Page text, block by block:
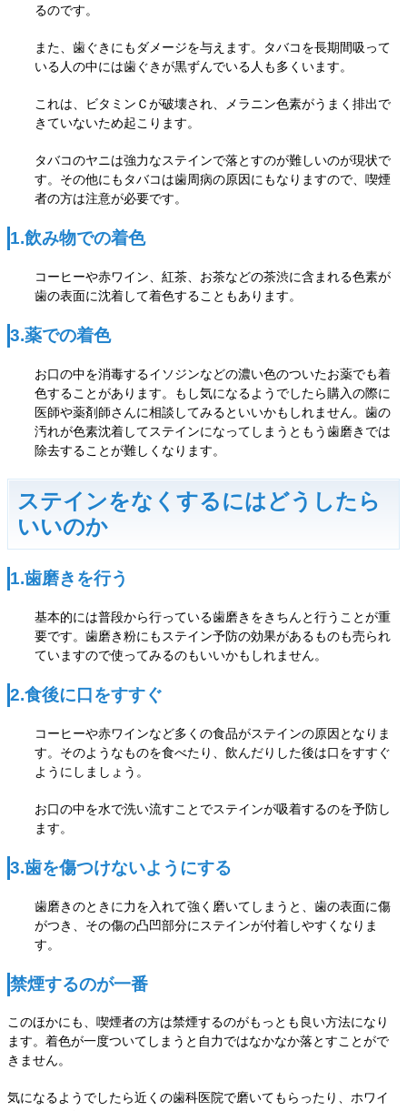
るのです。
また、歯ぐきにもダメージを与えます。
タバコを長期間吸って
いる人の中には歯ぐきが黒ずんでいる人も多くいます。
これは、ビタミンＣが破壊され、メラニン色素がうまく排出で
きていないため起こります。
タバコのヤニは強力なステインで落とすのが難しいのが現状で
す。その他にもタバコは歯周病の原因にもなりますので、喫煙
者の方は注意が必要です。
1.飲み物での着色
コーヒーや赤ワイン、紅茶、お茶などの茶渋に含まれる色素が
歯の表面に沈着して着色することもあります。
3.薬での着色
お口の中を消毒するイソジンなどの濃い色のついたお薬でも着
色することがあります。
もし気になるようでしたら購入の際に
医師や薬剤師さんに相談してみるといいかもしれません。 歯の
汚れが色素沈着してステインになってしまうともう歯磨きでは
除去することが難しくなります。
ステインをなくするにはどうしたら
いいのか
1.歯磨きを行う
基本的には普段から行っている歯磨きをきちんと行うことが重
要です。歯磨き粉にもステイン予防の効果があるものも売られ
ていますので使ってみるのもいいかもしれません。
2.食後に口をすすぐ
コーヒーや赤ワインなど多くの食品がステインの原因となりま
す。 そのようなものを食べたり、飲んだりした後は口をすすぐ
ようにしましょう。
お口の中を水で洗い流すことでステインが吸着するのを予防し
ます。
3.歯を傷つけないようにする
歯磨きのときに力を入れて強く磨いてしまうと、歯の表面に傷
がつき、その傷の凸凹部分にステインが付着しやすくなりま
す。
禁煙するのが一番
このほかにも、喫煙者の方は禁煙するのがもっとも良い方法になり
ます。 着色が一度ついてしまうと自力ではなかなか落とすことがで
きません。
気になるようでしたら近くの歯科医院で磨いてもらったり、ホワイ